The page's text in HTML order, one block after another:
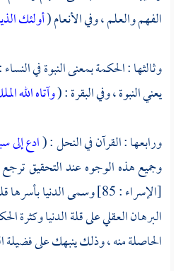
الفهم والعلم ، وفي الأنعام (أولئك
وثالثها : الحكمة بمعنى النبوة في
يعني النبوة ، وفي البقرة : (وآتاه الله
ورابعها : القرآن في النحل : (ادع إلى
وجميع هذه الوجوه عند التحقيق
[الإسراء : 85] وسمى الدنيا بأسرها قليلا (
البرهان العقلي على قلة الدنيا وكثرة
الحاصلة منه ، وذلك ينبهك على فضيلة